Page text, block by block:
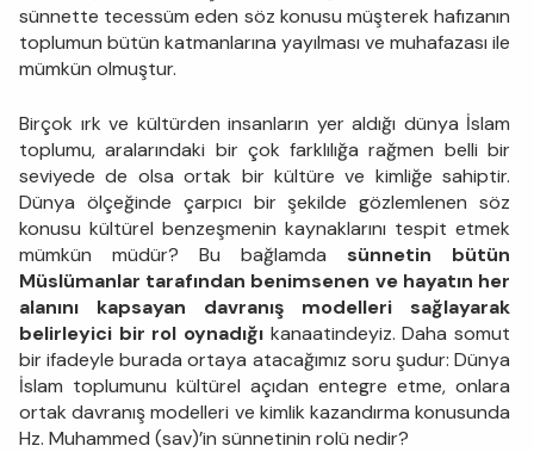
sünnette tecessüm eden söz konusu müşterek hafızanın
toplumun bütün katmanlarına yayılması ve muhafazası ile
mümkün olmuştur.
Birçok ırk ve kültürden insanların yer aldığı dünya İslam
toplumu, aralarındaki bir çok farklılığa rağmen belli bir
seviyede de olsa ortak bir kültüre ve kimliğe sahiptir.
Dünya ölçeğinde çarpıcı bir şekilde gözlemlenen söz
konusu kültürel benzeşmenin kaynaklarını tespit etmek
mümkün müdür? Bu bağlamda sünnetin bütün
Müslümanlar tarafından benimsenen ve hayatın her
alanını kapsayan davranış modelleri sağlayarak
belirleyici bir rol oynadığı kanaatindeyiz. Daha somut
bir ifadeyle burada ortaya atacağımız soru şudur: Dünya
İslam toplumunu kültürel açıdan entegre etme, onlara
ortak davranış modelleri ve kimlik kazandırma konusunda
Hz. Muhammed (sav)’in sünnetinin rolü nedir?